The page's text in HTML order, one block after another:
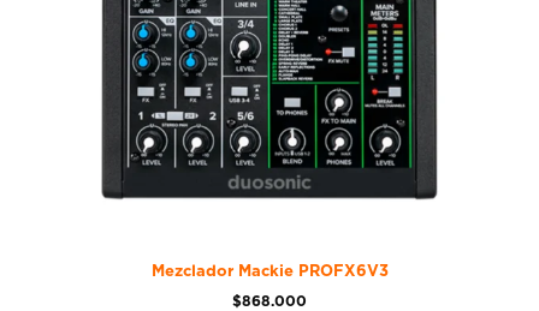
Mezclador Mackie PROFX6V3
$868.000